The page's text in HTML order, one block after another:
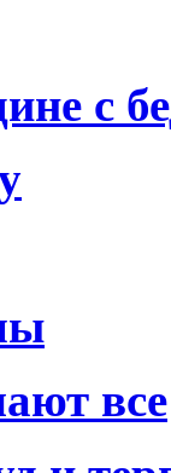
с
все